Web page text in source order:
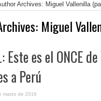
Archives: Miguel Vallenilla
Miguel
Este es el ONCE
a Perú
marzo de 2016